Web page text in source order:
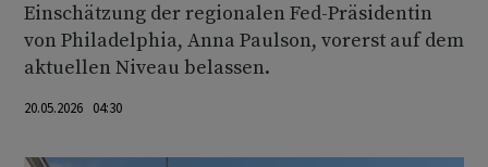
Einschätzung der regionalen Fed-Präsidentin
von ‌Philadelphia, ⁠Anna Paulson, vorerst auf dem
aktuellen Niveau belassen.
20.05.2026 04:30